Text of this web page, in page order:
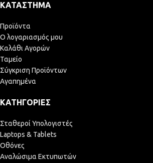
ΚΑΤΆΣΤΗΜΑ
Προϊόντα
Ο λογαριασμός μου
Καλάθι Αγορών
Ταμείο
Σύγκριση Προϊόντων
Αγαπημένα
ΚΑΤΗΓΟΡΊΕΣ
Σταθεροί Υπολογιστές
Laptops & Tablets
Οθόνες
Αναλώσιμα Εκτυπωτών